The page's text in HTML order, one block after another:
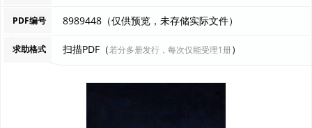
PDF编号 8989448（仅供预览，未存储实际文件）
求助格式 扫描PDF（若分多册发行，每次仅能受理1册）